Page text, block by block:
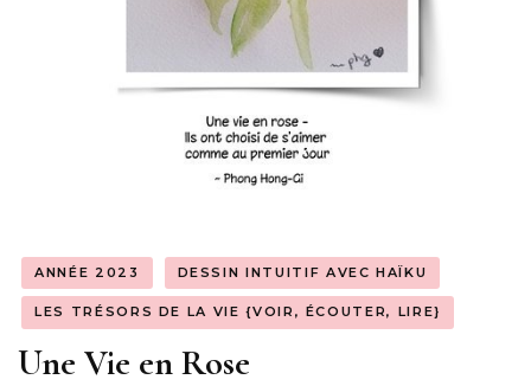
ANNÉE 2023 DESSIN INTUITIF AVEC HAÏKU
LES TRÉSORS DE LA VIE {VOIR, ÉCOUTER, LIRE}
Une Vie en Rose